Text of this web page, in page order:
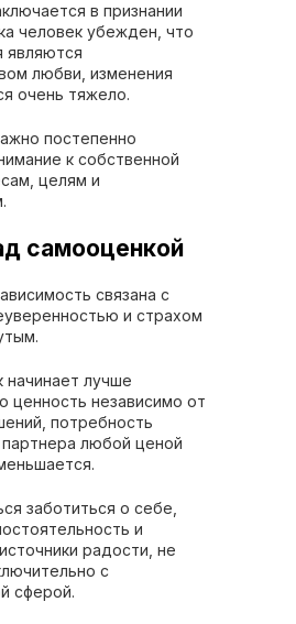
в признании
человек убежден, что
являются
любви, изменения
очень тяжело.
постепенно
к собственной
целям и
самооценкой
связана с
и страхом
начинает лучше
ценность независимо от
потребность
любой ценой
заботиться о себе,
и
радости, не
с
сферой.